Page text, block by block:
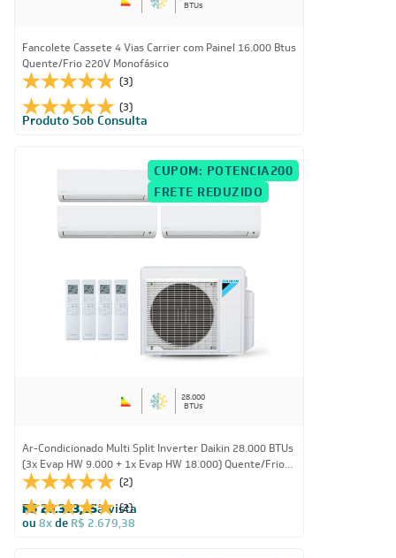
BTUs
Fancolete Cassete 4 Vias Carrier com Painel 16.000 Btus
Quente/Frio 220V Monofásico
(3)
(3)
Produto Sob Consulta
CUPOM: POTENCIA200
FRETE REDUZIDO
28.000
BTUs
Ar-Condicionado Multi Split Inverter Daikin 28.000 BTUs
(3x Evap HW 9.000 + 1x Evap HW 18.000) Quente/Frio
220V
(2)
(2)
R$ 20.363,25à vista
ou 8xde R$ 2.679,38